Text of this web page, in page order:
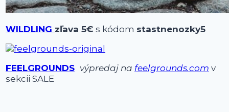
WILDLING zľava 5€ s kódom stastnenozky5
FEELGROUNDS výpredaj na feelgrounds.com v
sekcii SALE